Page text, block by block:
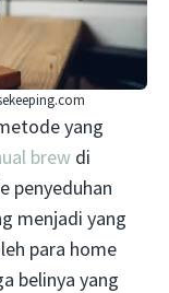
yang
brew di
penyeduhan
menjadi yang
para home
belinya yang